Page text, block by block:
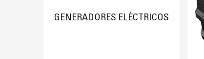
GENERADORES ELÉCTRICOS